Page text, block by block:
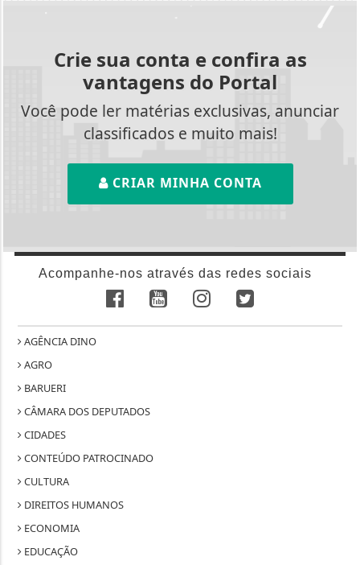
Crie sua conta e confira as
vantagens do Portal
Você pode ler matérias exclusivas, anunciar
classificados e muito mais!
CRIAR MINHA CONTA
Acompanhe-nos através das redes sociais
AGÊNCIA DINO
AGRO
BARUERI
CÂMARA DOS DEPUTADOS
CIDADES
CONTEÚDO PATROCINADO
CULTURA
DIREITOS HUMANOS
ECONOMIA
EDUCAÇÃO